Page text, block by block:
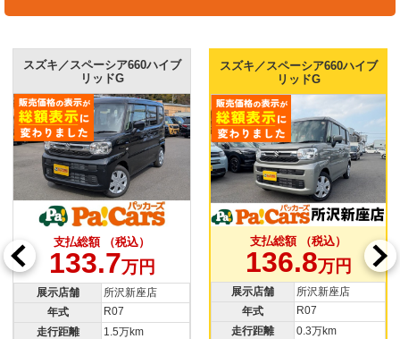
スズキ／スペーシア660ハイブ
リッドG
支払総額 （税込）
133.7万円
展示店舗
所沢新座店
年式
R07
走行距離
1.5万km
スズキ／スペーシア660ハイブ
リッドG
支払総額 （税込）
136.8万円
展示店舗
所沢新座店
年式
R07
走行距離
0.3万km